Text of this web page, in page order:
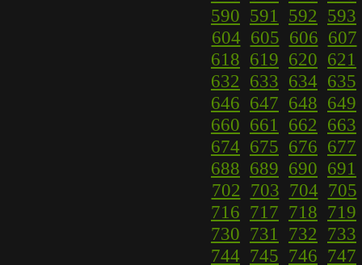
590 591 592 593
604 605 606 607
618 619 620 621
632 633 634 635
646 647 648 649
660 661 662 663
674 675 676 677
688 689 690 691
702 703 704 705
716 717 718 719
730 731 732 733
744 745 746 747